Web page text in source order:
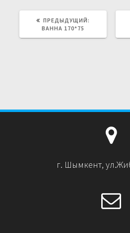
ПРЕДЫДУЩИЙ:
ВАННА 170*75
г. Шымкент,